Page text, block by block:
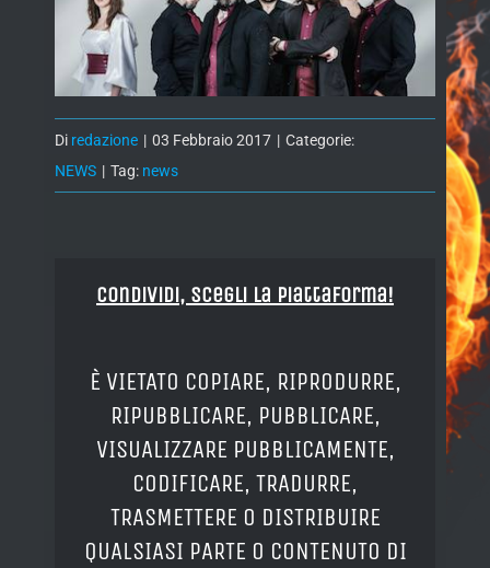
Di redazione | 03 Febbraio 2017 | Categorie:
NEWS | Tag: news
Condividi, Scegli la piattaforma!
È VIETATO COPIARE, RIPRODURRE,
RIPUBBLICARE, PUBBLICARE,
VISUALIZZARE PUBBLICAMENTE,
CODIFICARE, TRADURRE,
TRASMETTERE O DISTRIBUIRE
QUALSIASI PARTE O CONTENUTO DI